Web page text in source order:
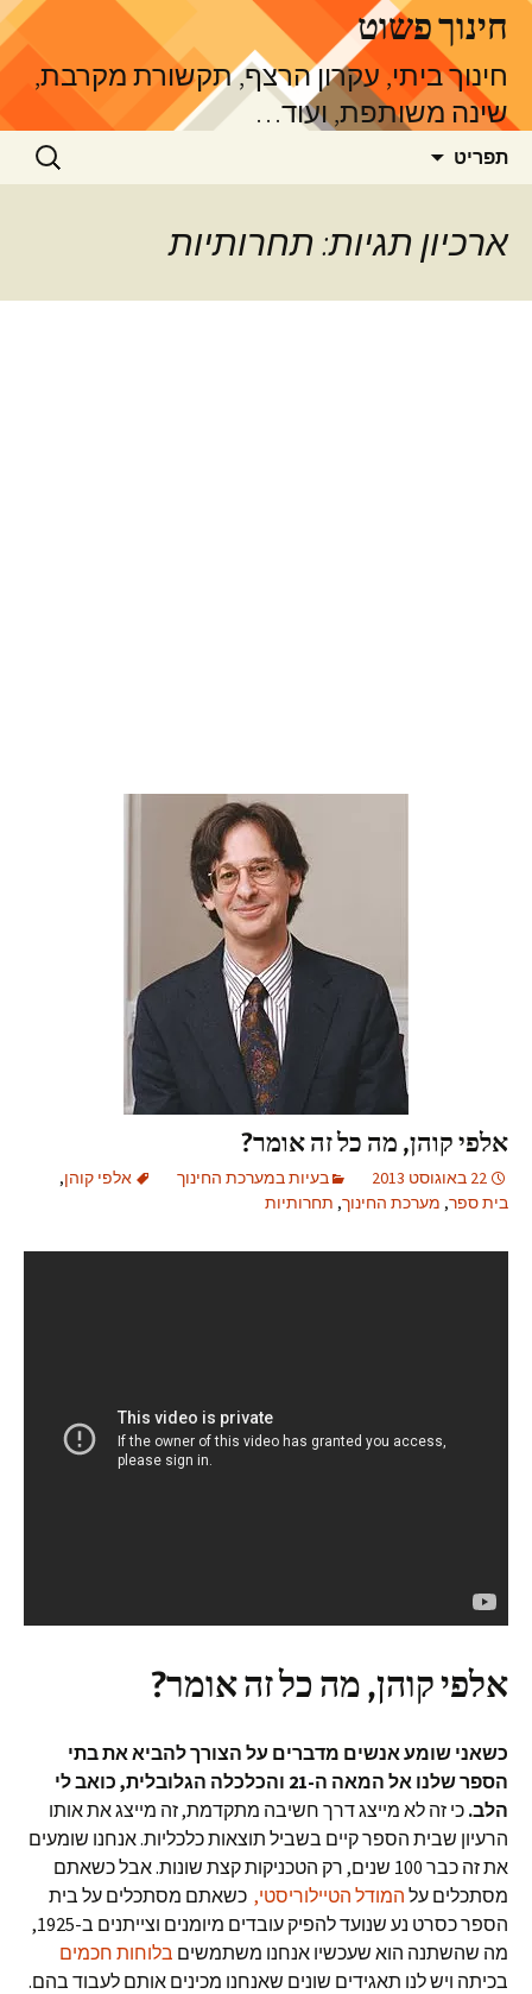
לדלג
לתוכןחינוך פשוט
חינוך ביתי, עקרון הרצף, תקשורת מקרבת,
שינה משותפת, ועוד…
תפריט חיפוש:
ארכיון תגיות: תחרותיות
אלפי קוהן, מה כל זה אומר?
22 באוגוסט 2013 בעיות במערכת החינוך אלפי קוהן,
בית ספר, מערכת החינוך, תחרותיות
אלפי קוהן, מה כל זה אומר?
כשאני שומע אנשים מדברים על הצורך להביא את בתי
הספר שלנו אל המאה ה-21 והכלכלה הגלובלית, כואב לי
הלב. כי זה לא מייצג דרך חשיבה מתקדמת, זה מייצג את אותו
הרעיון שבית הספר קיים בשביל תוצאות כלכליות. אנחנו שומעים
את זה כבר 100 שנים, רק הטכניקות קצת שונות. אבל כשאתם
מסתכלים על המודל הטיילוריסטי, כשאתם מסתכלים על בית
הספר כסרט נע שנועד להפיק עובדים מיומנים וצייתנים ב-1925,
מה שהשתנה הוא שעכשיו אנחנו משתמשים בלוחות חכמים
בכיתה ויש לנו תאגידים שונים שאנחנו מכינים אותם לעבוד בהם.